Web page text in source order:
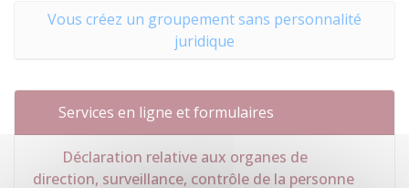
Vous créez un groupement sans personnalité
juridique
Services en ligne et formulaires
Déclaration relative aux organes de
direction, surveillance, contrôle de la personne